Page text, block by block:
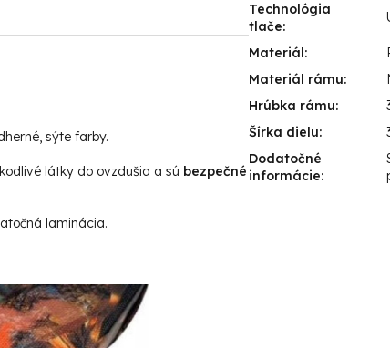
sýte farby.
látky do ovzdušia a sú bezpečné
laminácia.
Technológia
tlače:
Materiál:
Materiál rámu:
Hrúbka rámu:
Šírka dielu:
Dodatočné
informácie: